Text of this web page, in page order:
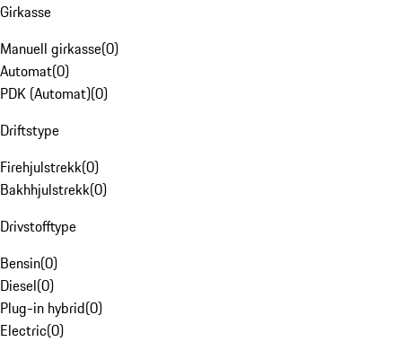
Girkasse
Manuell girkasse(0)
Automat(0)
PDK (Automat)(0)
Driftstype
Firehjulstrekk(0)
Bakhhjulstrekk(0)
Drivstofftype
Bensin(0)
Diesel(0)
Plug-in hybrid(0)
Electric(0)